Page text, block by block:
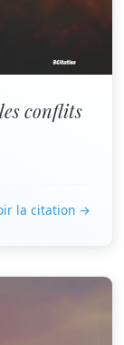
conflits
la citation →